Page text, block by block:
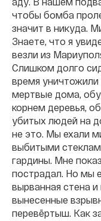
чтобы бомба
значит в никуда.
Знаете, что я
везли из
Слишком долго
время уничтожили
мертвые дома,
корнем деревья,
убитых людей на
не это. Мы ехали
выбитыми
гардины. Мне
пострадал. Но мы
вырванная стена
вынесенные
перевёртыш. Как